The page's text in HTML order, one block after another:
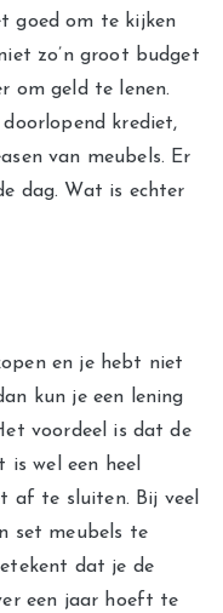
goed om te kijken
zo’n groot budget
om geld te lenen.
doorlopend krediet,
van meubels. Er
dag. Wat is echter
en je hebt niet
kun je een lening
voordeel is dat de
wel een heel
af te sluiten. Bij veel
set meubels te
dat je de
een jaar hoeft te